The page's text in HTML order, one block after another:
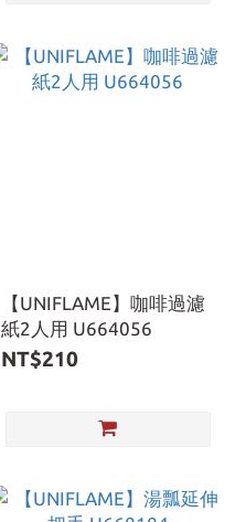
【UNIFLAME】咖啡過濾
紙2人用 U664056
NT$210